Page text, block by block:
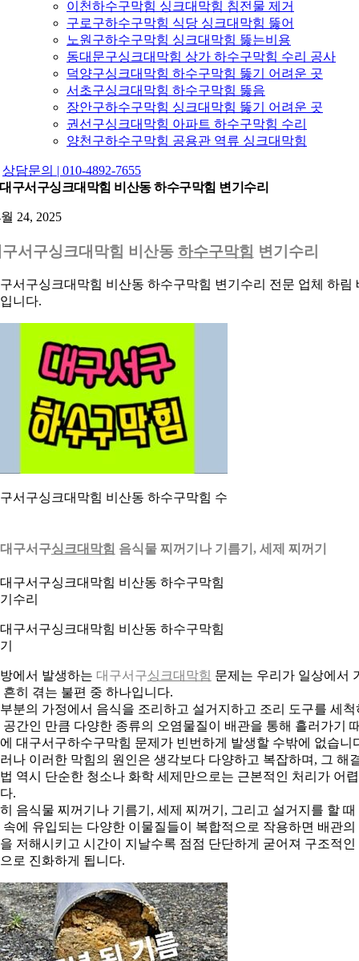
이천하수구막힘 싱크대막힘 침전물 제거
구로구하수구막힘 식당 싱크대막힘 뚫어
노원구하수구막힘 싱크대막힘 뚫는비용
동대문구싱크대막힘 상가 하수구막힘 수리 공사
덕양구싱크대막힘 하수구막힘 뚫기 어려운 곳
서초구싱크대막힘 하수구막힘 뚫음
장안구하수구막힘 싱크대막힘 뚫기 어려운 곳
권선구싱크대막힘 아파트 하수구막힘 수리
양천구하수구막힘 공용관 역류 싱크대막힘
상담문의 | 010-4892-7655
대구서구싱크대막힘 비산동 하수구막힘 변기수리
24, 2025
서구싱크대막힘 비산동 하수구막힘 변기수리
서구싱크대막힘 비산동 하수구막힘 변기수리 전문 업체 하림
니다.
서구싱크대막힘 비산동 하수구막힘 수
구서구싱크대막힘 음식물 찌꺼기나 기름기, 세제 찌꺼기
구서구싱크대막힘 비산동 하수구막힘
에서 발생하는 대구서구싱크대막힘 문제는 우리가 일상에서
흔히 겪는 불편 중 하나입니다.
분의 가정에서 음식을 조리하고 설거지하고 조리 도구를 세척
공간인 만큼 다양한 종류의 오염물질이 배관을 통해 흘러가기
대구서구하수구막힘 문제가 빈번하게 발생할 수밖에 없습니
나 이러한 막힘의 원인은 생각보다 다양하고 복잡하며, 그 해
역시 단순한 청소나 화학 세제만으로는 근본적인 처리가 어
.
음식물 찌꺼기나 기름기, 세제 찌꺼기, 그리고 설거지를 할 때
속에 유입되는 다양한 이물질들이 복합적으로 작용하면 배관의
저해시키고 시간이 지날수록 점점 단단하게 굳어져 구조적인
로 진화하게 됩니다.